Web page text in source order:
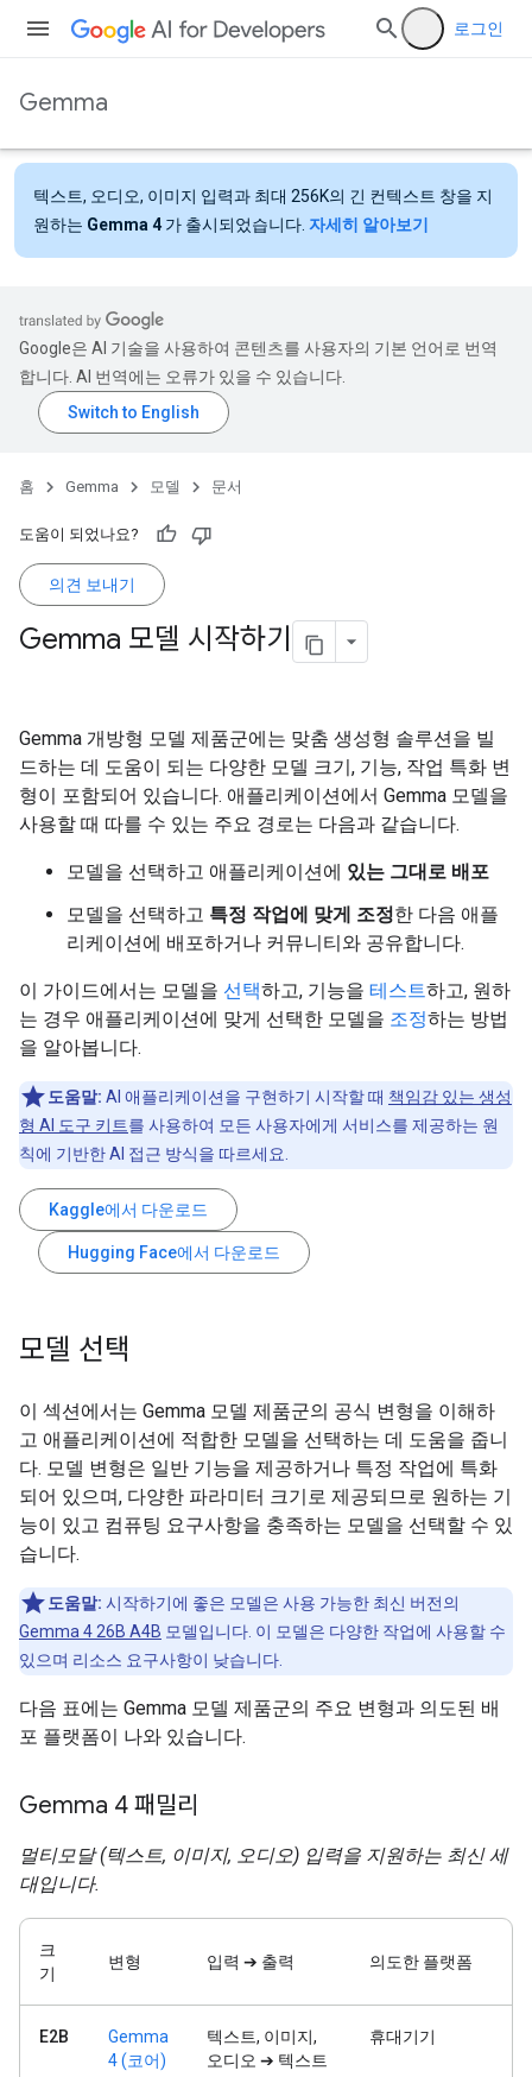
로그인
Gemma
텍스트, 오디오, 이미지 입력과 최대 256K의 긴 컨텍스트 창을 지
원하는 Gemma 4 가 출시되었습니다. 자세히 알아보기
Google은 AI 기술을 사용하여 콘텐츠를 사용자의 기본 언어로 번역
합니다. AI 번역에는 오류가 있을 수 있습니다.
홈 Gemma 모델 문서
도움이 되었나요?
의견 보내기
Gemma 모델 시작하기
Gemma 개방형 모델 제품군에는 맞춤 생성형 솔루션을 빌
드하는 데 도움이 되는 다양한 모델 크기, 기능, 작업 특화 변
형이 포함되어 있습니다. 애플리케이션에서 Gemma 모델을
사용할 때 따를 수 있는 주요 경로는 다음과 같습니다.
모델을 선택하고 애플리케이션에 있는 그대로 배포
모델을 선택하고 특정 작업에 맞게 조정한 다음 애플
리케이션에 배포하거나 커뮤니티와 공유합니다.
이 가이드에서는 모델을 선택하고, 기능을 테스트하고, 원하
는 경우 애플리케이션에 맞게 선택한 모델을 조정하는 방법
을 알아봅니다.
도움말: AI 애플리케이션을 구현하기 시작할 때 책임감 있는 생성
형 AI 도구 키트를 사용하여 모든 사용자에게 서비스를 제공하는 원
칙에 기반한 AI 접근 방식을 따르세요.
Kaggle에서 다운로드
Hugging Face에서 다운로드
모델 선택
이 섹션에서는 Gemma 모델 제품군의 공식 변형을 이해하
고 애플리케이션에 적합한 모델을 선택하는 데 도움을 줍니
다. 모델 변형은 일반 기능을 제공하거나 특정 작업에 특화
되어 있으며, 다양한 파라미터 크기로 제공되므로 원하는 기
능이 있고 컴퓨팅 요구사항을 충족하는 모델을 선택할 수 있
습니다.
도움말: 시작하기에 좋은 모델은 사용 가능한 최신 버전의
Gemma 4 26B A4B 모델입니다. 이 모델은 다양한 작업에 사용할 수
있으며 리소스 요구사항이 낮습니다.
다음 표에는 Gemma 모델 제품군의 주요 변형과 의도된 배
포 플랫폼이 나와 있습니다.
Gemma 4 패밀리
멀티모달 (텍스트, 이미지, 오디오) 입력을 지원하는 최신 세
대입니다.
크
기
변형 입력 ➔ 출력 의도한 플랫폼
E2B
Gemma
4 (코어)
텍스트, 이미지,
오디오 ➔ 텍스트
휴대기기